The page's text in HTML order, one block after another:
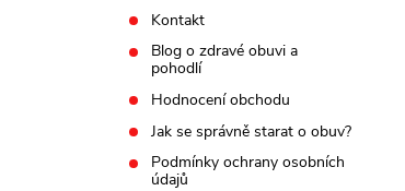
Kontakt
Blog o zdravé obuvi a
pohodlí
Hodnocení obchodu
Jak se správně starat o obuv?
Podmínky ochrany osobních
údajů